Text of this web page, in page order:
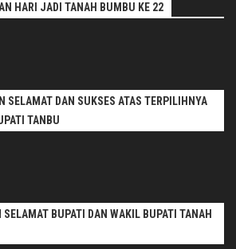
HARI JADI TANAH BUMBU KE 22
SELAMAT DAN SUKSES ATAS TERPILIHNYA
TANBU
SELAMAT BUPATI DAN WAKIL BUPATI TANAH